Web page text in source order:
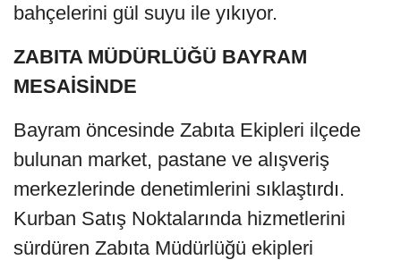
bahçelerini gül suyu ile yıkıyor.
ZABITA MÜDÜRLÜĞÜ BAYRAM
MESAİSİNDE
Bayram öncesinde Zabıta Ekipleri ilçede
bulunan market, pastane ve alışveriş
merkezlerinde denetimlerini sıklaştırdı.
Kurban Satış Noktalarında hizmetlerini
sürdüren Zabıta Müdürlüğü ekipleri